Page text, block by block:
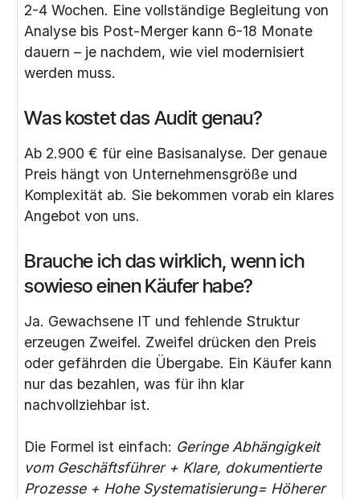
2-4 Wochen. Eine vollständige Begleitung von
Analyse bis Post-Merger kann 6-18 Monate
dauern – je nachdem, wie viel modernisiert
werden muss.
Was kostet das Audit genau?
Ab 2.900 € für eine Basisanalyse. Der genaue
Preis hängt von Unternehmensgröße und
Komplexität ab. Sie bekommen vorab ein klares
Angebot von uns.
Brauche ich das wirklich, wenn ich
sowieso einen Käufer habe?
Ja. Gewachsene IT und fehlende Struktur
erzeugen Zweifel. Zweifel drücken den Preis
oder gefährden die Übergabe. Ein Käufer kann
nur das bezahlen, was für ihn klar
nachvollziehbar ist.
Die Formel ist einfach: Geringe Abhängigkeit
vom Geschäftsführer + Klare, dokumentierte
Prozesse + Hohe Systematisierung= Höherer